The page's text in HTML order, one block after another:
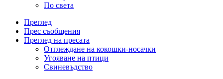
По света
Преглед
Прес съобщения
Преглед на пресата
Отглеждане на кокошки-носачки
Угояване на птици
Свиневъдство